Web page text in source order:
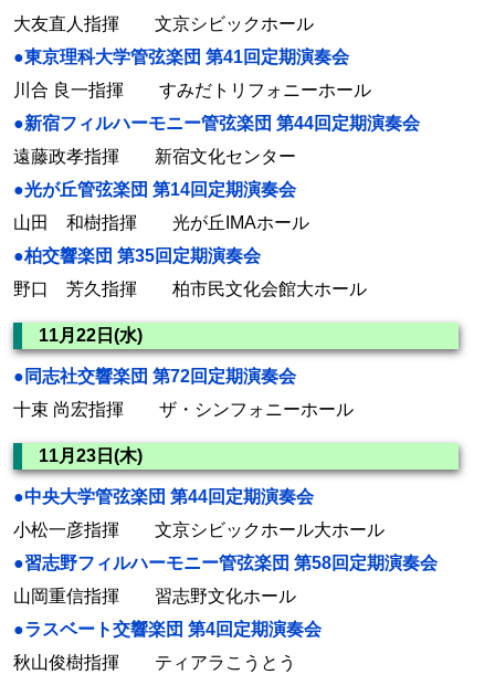
大友直人指揮 文京シビックホール
●東京理科大学管弦楽団 第41回定期演奏会
川合 良一指揮 すみだトリフォニーホール
●新宿フィルハーモニー管弦楽団 第44回定期演奏会
遠藤政孝指揮 新宿文化センター
●光が丘管弦楽団 第14回定期演奏会
山田 和樹指揮 光が丘IMAホール
●柏交響楽団 第35回定期演奏会
野口 芳久指揮 柏市民文化会館大ホール
11月22日(水)
●同志社交響楽団 第72回定期演奏会
十束 尚宏指揮 ザ・シンフォニーホール
11月23日(木)
●中央大学管弦楽団 第44回定期演奏会
小松一彦指揮 文京シビックホール大ホール
●習志野フィルハーモニー管弦楽団 第58回定期演奏会
山岡重信指揮 習志野文化ホール
●ラスベート交響楽団 第4回定期演奏会
秋山俊樹指揮 ティアラこうとう